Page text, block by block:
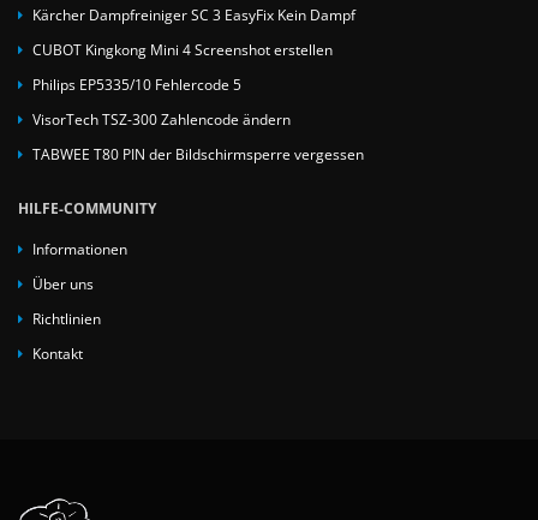
Kärcher Dampfreiniger SC 3 EasyFix Kein Dampf
CUBOT Kingkong Mini 4 Screenshot erstellen
Philips EP5335/10 Fehlercode 5
VisorTech TSZ-300 Zahlencode ändern
TABWEE T80 PIN der Bildschirmsperre vergessen
HILFE-COMMUNITY
Informationen
Über uns
Richtlinien
Kontakt